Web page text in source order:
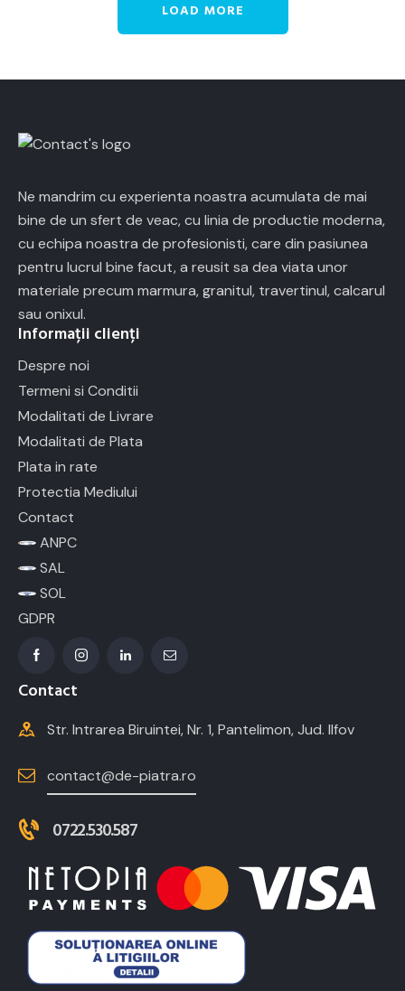
LOAD MORE
Ne mandrim cu experienta noastra acumulata de mai
bine de un sfert de veac, cu linia de productie moderna,
cu echipa noastra de profesionisti, care din pasiunea
pentru lucrul bine facut, a reusit sa dea viata unor
materiale precum marmura, granitul, travertinul, calcarul
sau onixul.
Informații clienți
Despre noi
Termeni si Conditii
Modalitati de Livrare
Modalitati de Plata
Plata in rate
Protectia Mediului
Contact
ANPC
SAL
SOL
GDPR
Contact
Str. Intrarea Biruintei, Nr. 1, Pantelimon, Jud. Ilfov
contact@de-piatra.ro
0722.530.587